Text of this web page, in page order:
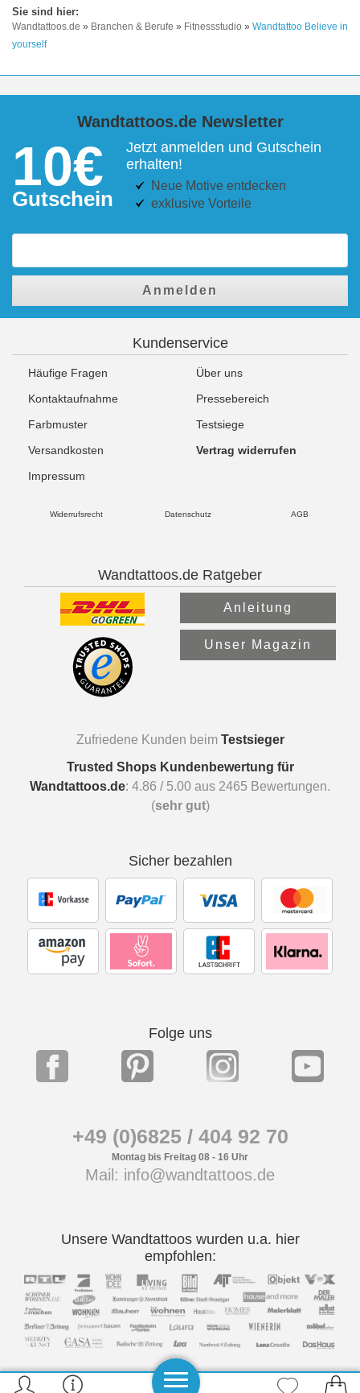
Wandtattoos.de » Branchen & Berufe » Fitnessstudio » Wandtattoo Believe in
yourself
Wandtattoos.de Newsletter
10€
Gutschein
Jetzt anmelden und Gutschein
erhalten!
Neue Motive entdecken
exklusive Vorteile
Anmelden
Kundenservice
Häufige Fragen
Über uns
Kontaktaufnahme
Pressebereich
Farbmuster
Testsiege
Versandkosten
Vertrag widerrufen
Impressum
Widerrufsrecht Datenschutz AGB
Wandtattoos.de Ratgeber
Anleitung
Unser Magazin
Zufriedene Kunden beim Testsieger
Trusted Shops Kundenbewertung für
Wandtattoos.de: 4.86 / 5.00 aus 2465 Bewertungen.
(sehr gut)
Sicher bezahlen
Folge uns
+49 (0)6825 / 404 92 70
Montag bis Freitag 08 - 16 Uhr
Mail: info@wandtattoos.de
Unsere Wandtattoos wurden u.a. hier
empfohlen: